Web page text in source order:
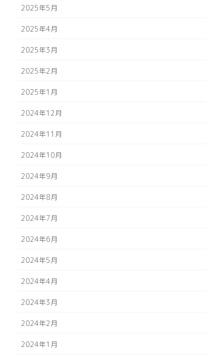
2025年5月
2025年4月
2025年3月
2025年2月
2025年1月
2024年12月
2024年11月
2024年10月
2024年9月
2024年8月
2024年7月
2024年6月
2024年5月
2024年4月
2024年3月
2024年2月
2024年1月